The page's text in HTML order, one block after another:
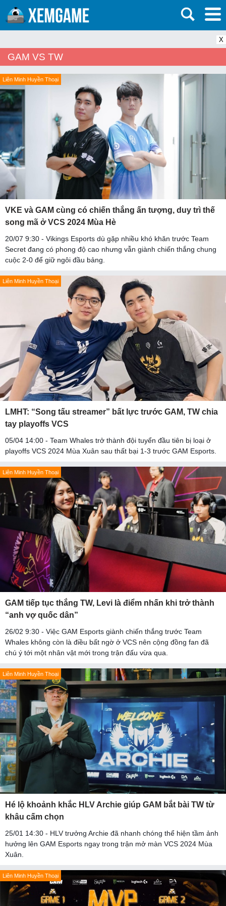
X
GAM VS TW
Liên Minh Huyền Thoại
VKE và GAM cùng có chiến thắng ấn tượng, duy trì thế
song mã ở VCS 2024 Mùa Hè
20/07 9:30 - Vikings Esports dù gặp nhiều khó khăn trước Team
Secret đang có phong độ cao nhưng vẫn giành chiến thắng chung
cuộc 2-0 để giữ ngôi đầu bảng.
Liên Minh Huyền Thoại
LMHT: “Song tấu streamer” bất lực trước GAM, TW chia
tay playoffs VCS
05/04 14:00 - Team Whales trở thành đội tuyển đầu tiên bị loại ở
playoffs VCS 2024 Mùa Xuân sau thất bại 1-3 trước GAM Esports.
Liên Minh Huyền Thoại
GAM tiếp tục thắng TW, Levi là điểm nhấn khi trở thành
“anh vợ quốc dân”
26/02 9:30 - Việc GAM Esports giành chiến thắng trước Team
Whales không còn là điều bất ngờ ở VCS nên cộng đồng fan đã
chú ý tới một nhân vật mới trong trận đấu vừa qua.
Liên Minh Huyền Thoại
Hé lộ khoảnh khắc HLV Archie giúp GAM bắt bài TW từ
khâu cấm chọn
25/01 14:30 - HLV trưởng Archie đã nhanh chóng thể hiện tầm ảnh
hưởng lên GAM Esports ngay trong trận mở màn VCS 2024 Mùa
Xuân.
Liên Minh Huyền Thoại